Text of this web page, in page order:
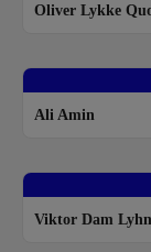
Oliver Lykke
Ali Amin
Viktor Dam